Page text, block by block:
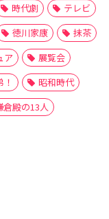
時代劇
テレビ
徳川家康
抹茶
ア
展覧会
昭和時代
倉殿の13人